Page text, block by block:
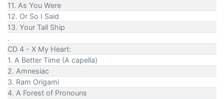
11. As You Were
12. Or So I Said
13. Your Tall Ship
.
CD 4 - X My Heart:
1. A Better Time (A capella)
2. Amnesiac
3. Ram Origami
4. A Forest of Pronouns